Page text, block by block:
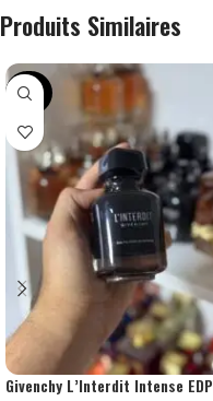
Produits Similaires
-30%
Givenchy L’Interdit Intense EDP